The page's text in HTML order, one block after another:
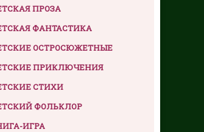
ПРОЗА
ФАНТАСТИКА
ОСТРОСЮЖЕТНЫЕ
ПРИКЛЮЧЕНИЯ
СТИХИ
ФОЛЬКЛОР
ИГРА